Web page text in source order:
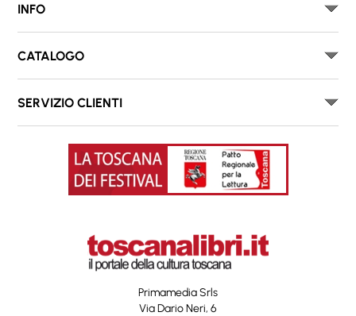
INFO
CATALOGO
SERVIZIO CLIENTI
Primamedia Srls
Via Dario Neri, 6